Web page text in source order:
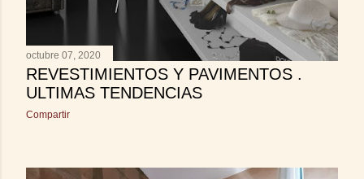
octubre 07, 2020
REVESTIMIENTOS Y PAVIMENTOS .
ULTIMAS TENDENCIAS
Compartir